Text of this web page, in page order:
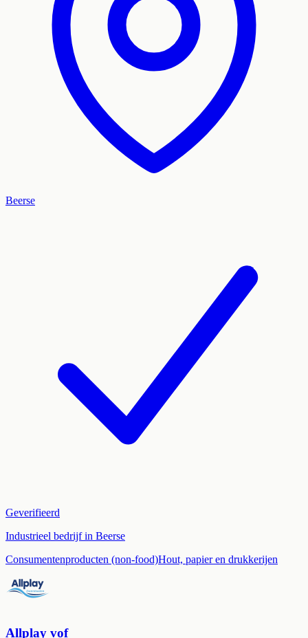
Beerse
Geverifieerd
Industrieel bedrijf in Beerse
Consumentenproducten (non-food)Hout, papier en drukkerijen
Allplay vof